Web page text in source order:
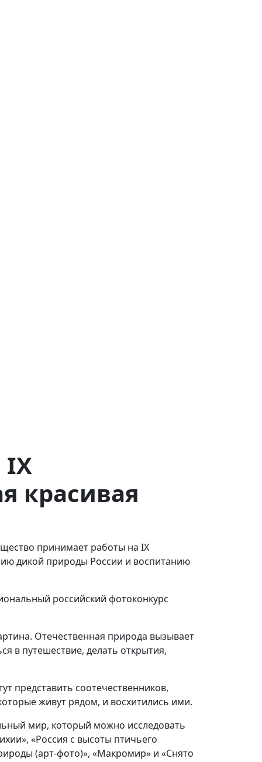
IX
красивая
принимает работы на IX
дикой природы России и воспитанию
российский фотоконкурс
Отечественная природа вызывает
в путешествие, делать открытия,
представить соотечественников,
живут рядом, и восхитились ими.
мир, который можно исследовать
«Россия с высоты птичьего
(арт-фото)», «Макромир» и «Снято